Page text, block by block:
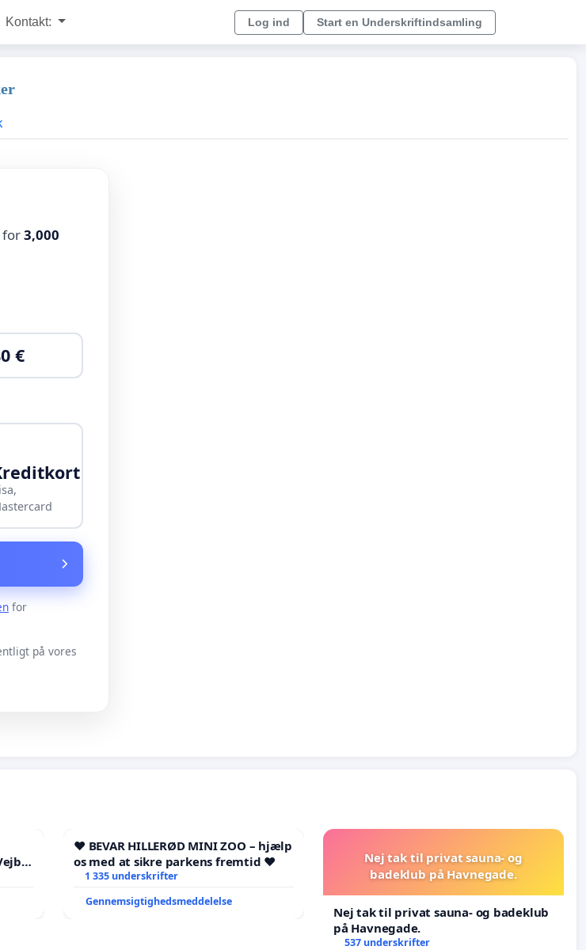
Kontakt: Log ind Start en Underskriftindsamling
for3,000
€
for
på vores
i
❤️ BEVAR HILLERØD MINI ZOO – hjælp
os med at sikre parkens fremtid ❤️
1 335 underskrifter
Gennemsigtighedsmeddelelse
Nej tak til privat sauna- og
badeklub på Havnegade.
Nej tak til privat sauna- og badeklub
på Havnegade.
537 underskrifter